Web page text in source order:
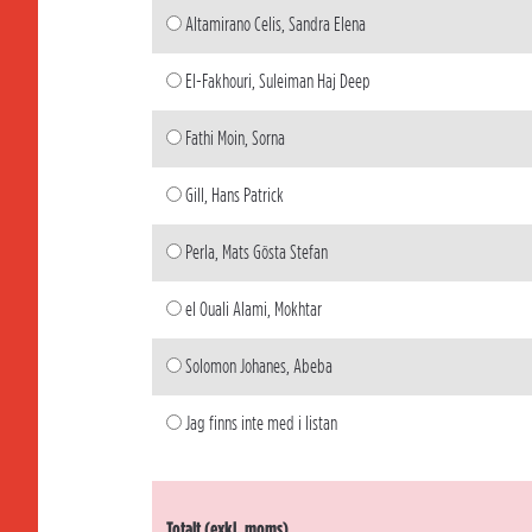
Altamirano Celis, Sandra Elena
El-Fakhouri, Suleiman Haj Deep
Fathi Moin, Sorna
Gill, Hans Patrick
Perla, Mats Gösta Stefan
el Ouali Alami, Mokhtar
Solomon Johanes, Abeba
Jag finns inte med i listan